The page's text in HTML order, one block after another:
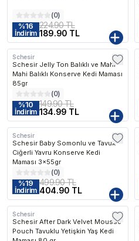
(0)
%16
İndirim
224.90 TL
189.90 TL
Schesir
Schesir Jelly Ton Balıklı ve Mahi
Mahi Balıklı Konserve Kedi Maması
85gr
(0)
%10
İndirim
149.90 TL
134.99 TL
Schesir
Schesir Baby Somonlu ve Tavuk
Ciğerli Yavru Konserve Kedi
Maması 3x55gr
(0)
%19
İndirim
499.90 TL
404.90 TL
Schesir
Schesir After Dark Velvet Mousse
Pouch Tavuklu Yetişkin Yaş Kedi